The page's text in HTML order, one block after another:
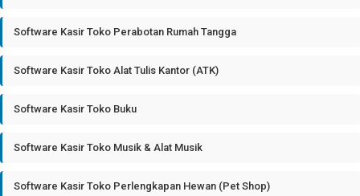
Software Kasir Toko Perabotan Rumah Tangga
Software Kasir Toko Alat Tulis Kantor (ATK)
Software Kasir Toko Buku
Software Kasir Toko Musik & Alat Musik
Software Kasir Toko Perlengkapan Hewan (Pet Shop)